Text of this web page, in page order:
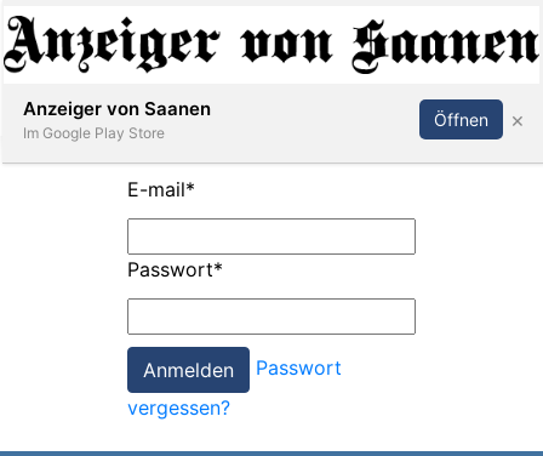
Abonnieren Anmelden
E-mail*
Passwort*
Passwort
vergessen?
Anzeiger von Saanen
Im Google Play Store
Öffnen ×